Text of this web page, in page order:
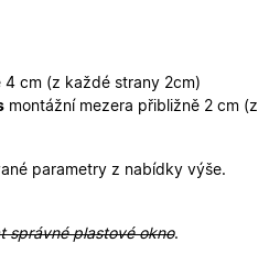
4 cm (z každé strany 2cm)
montážní mezera přibližně 2 cm (z
parametry z nabídky výše.
správné plastové okno.